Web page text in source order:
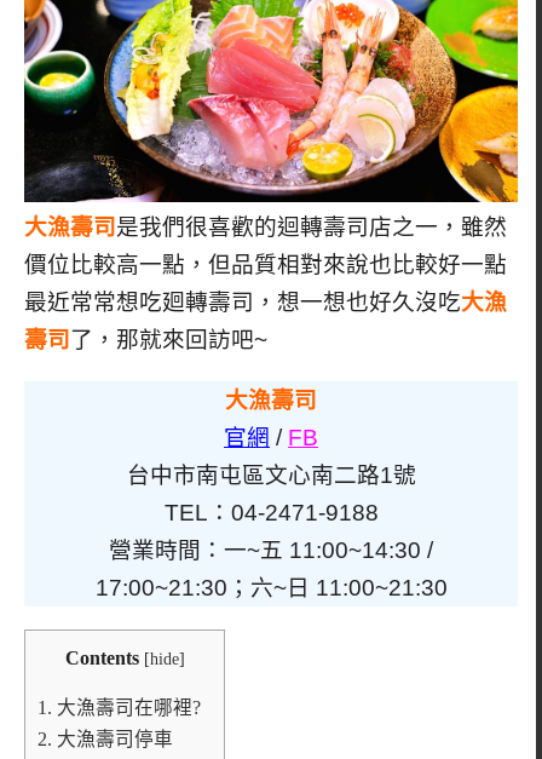
大漁壽司是我們很喜歡的迴轉壽司店之一，雖然
價位比較高一點，但品質相對來說也比較好一點
最近常常想吃廻轉壽司，想一想也好久沒吃大漁
壽司了，那就來回訪吧~
大漁壽司
官網 / FB
台中市南屯區文心南二路1號
TEL：04-2471-9188
營業時間：一~五 11:00~14:30 /
17:00~21:30；六~日 11:00~21:30
Contents [hide]
1. 大漁壽司在哪裡?
2. 大漁壽司停車